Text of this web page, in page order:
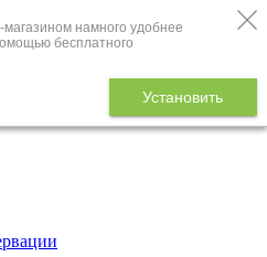
намного удобнее
бесплатного
Установить